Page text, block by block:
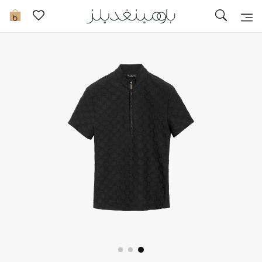
0 تخفيضات
مزيد من التخفيضات